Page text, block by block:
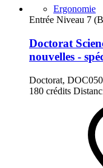
Ergonomie
Entrée Niveau 7
Doctorat
nouvelles -
Doctorat,
180 crédits